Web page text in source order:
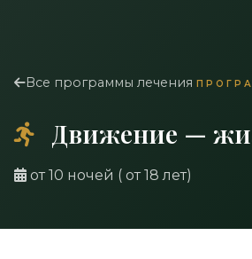
Все программы лечения
Движение —
от 10 ночей ( от 18 лет)